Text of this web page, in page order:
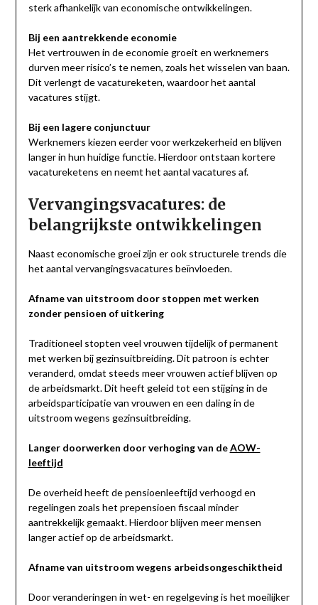
sterk afhankelijk van economische ontwikkelingen.
Bij een aantrekkende economie
Het vertrouwen in de economie groeit en werknemers
durven meer risico’s te nemen, zoals het wisselen van baan.
Dit verlengt de vacatureketen, waardoor het aantal
vacatures stijgt.
Bij een lagere conjunctuur
Werknemers kiezen eerder voor werkzekerheid en blijven
langer in hun huidige functie. Hierdoor ontstaan kortere
vacatureketens en neemt het aantal vacatures af.
Vervangingsvacatures: de
belangrijkste ontwikkelingen
Naast economische groei zijn er ook structurele trends die
het aantal vervangingsvacatures beïnvloeden.
Afname van uitstroom door stoppen met werken
zonder pensioen of uitkering
Traditioneel stopten veel vrouwen tijdelijk of permanent
met werken bij gezinsuitbreiding. Dit patroon is echter
veranderd, omdat steeds meer vrouwen actief blijven op
de arbeidsmarkt. Dit heeft geleid tot een stijging in de
arbeidsparticipatie van vrouwen en een daling in de
uitstroom wegens gezinsuitbreiding.
Langer doorwerken door verhoging van deAOW-
leeftijd
De overheid heeft de pensioenleeftijd verhoogd en
regelingen zoals het prepensioen fiscaal minder
aantrekkelijk gemaakt. Hierdoor blijven meer mensen
langer actief op de arbeidsmarkt.
Afname van uitstroom wegens arbeidsongeschiktheid
Door veranderingen in wet- en regelgeving is het moeilijker